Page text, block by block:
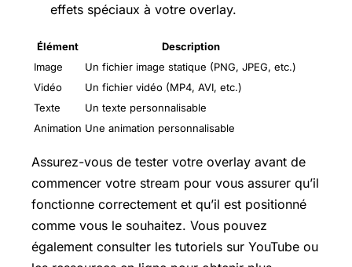
effets spéciaux à votre overlay.
Élément
Description
Image
Un fichier image statique (PNG, JPEG, etc.)
Vidéo
Un fichier vidéo (MP4, AVI, etc.)
Texte
Un texte personnalisable
Animation Une animation personnalisable
Assurez-vous de tester votre overlay avant de
commencer votre stream pour vous assurer qu’il
fonctionne correctement et qu’il est positionné
comme vous le souhaitez. Vous pouvez
également consulter les tutoriels sur YouTube ou